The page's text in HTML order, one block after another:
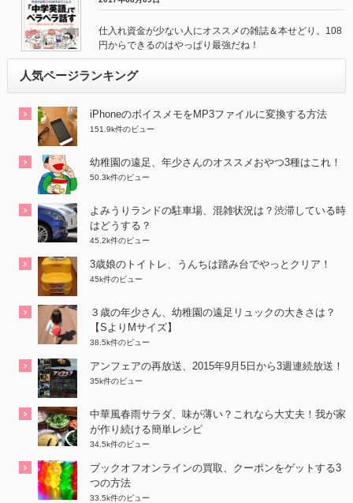
仕入れ資金が少ない人にオススメの雑誌＆本せどり。108
円からできるのはやっぱり最強だね！
人気ページランキング
iPhoneのボイスメモをMP3ファイルに変換する方法
151.9k件のビュー
幼稚園の遠足、年少さんのオススメおやつ3種はこれ！
50.3k件のビュー
よみうりランドの駐車場、混雑状況は？渋滞している時
はどうする？
45.2k件のビュー
3歳娘のトイトレ、うんちは踏み台でやっとクリア！
45k件のビュー
３歳の年少さん、幼稚園の遠足リュックの大きさは？
【SよりMサイズ】
38.5k件のビュー
アンフェアの再放送、2015年9月5日から3週連続放送！
35k件のビュー
中華風春雨サラダ、味が薄い？これなら大丈夫！我が家
が作り続ける簡単レシピ
34.5k件のビュー
ブックオフオンラインの買取、クーポンをゲットする3
つの方法
33.5k件のビュー